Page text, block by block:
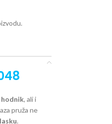
hodnik, ali i
pruža ne
.